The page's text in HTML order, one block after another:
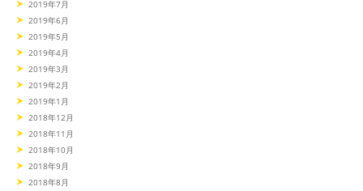
2019年7月
2019年6月
2019年5月
2019年4月
2019年3月
2019年2月
2019年1月
2018年12月
2018年11月
2018年10月
2018年9月
2018年8月